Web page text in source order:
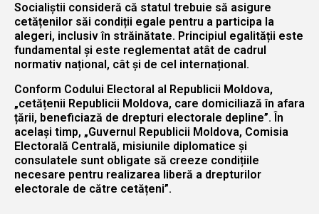
Socialiștii consideră că statul trebuie să asigure
cetățenilor săi condiții egale pentru a participa la
alegeri, inclusiv în străinătate. Principiul egalității este
fundamental și este reglementat atât de cadrul
normativ național, cât și de cel internațional.
Conform Codului Electoral al Republicii Moldova,
„cetățenii Republicii Moldova, care domiciliază în afara
țării, beneficiază de drepturi electorale depline”. În
același timp, „Guvernul Republicii Moldova, Comisia
Electorală Centrală, misiunile diplomatice și
consulatele sunt obligate să creeze condițiile
necesare pentru realizarea liberă a drepturilor
electorale de către cetățeni”.